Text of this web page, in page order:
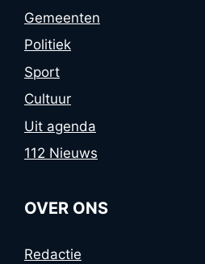
Gemeenten
Politiek
Sport
Cultuur
Uit agenda
112 Nieuws
OVER ONS
Redactie